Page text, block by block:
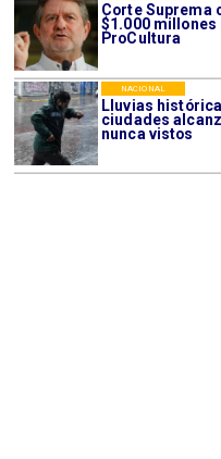
Corte Suprema
$1.000 millones
ProCultura
Lluvias
ciudades
nunca vistos
NACIONAL